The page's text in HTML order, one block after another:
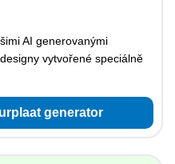
AI generovanými
vytvořené speciálně
generator